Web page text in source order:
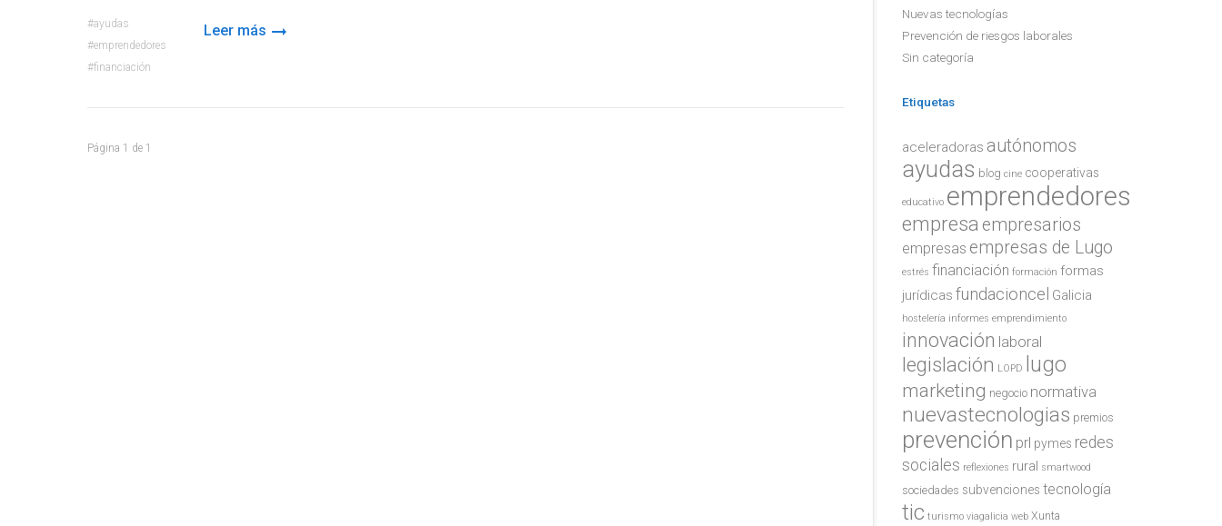
ayudas
emprendedores
financiación
Leer más
Página 1 de 1
Nuevas tecnologías
Prevención de riesgos laborales
Sin categoría
Etiquetas
aceleradoras autónomos
ayudas blog cine cooperativas
educativo emprendedores
empresa empresarios
empresas empresas de Lugo
estrés financiación formación formas
jurídicas fundacioncel Galicia
hostelería informes emprendimiento
innovación laboral
legislación LOPD lugo
marketing negocio normativa
nuevastecnologias premios
prevención prl pymes redes
sociales reflexiones rural smartwood
sociedades subvenciones tecnología
tic turismo viagalicia web Xunta